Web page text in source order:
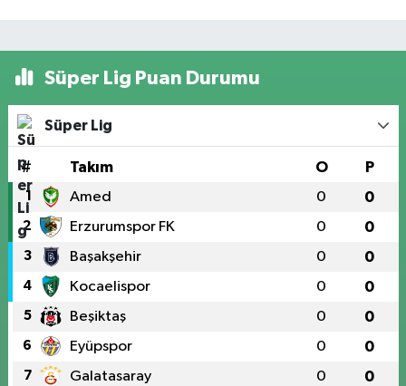
Süper Lig Puan Durumu
Süper Lig
# Takım O P
1 Amed 0 0
2 Erzurumspor FK 0 0
3 Başakşehir 0 0
4 Kocaelispor 0 0
5 Beşiktaş 0 0
6 Eyüpspor 0 0
7 Galatasaray 0 0